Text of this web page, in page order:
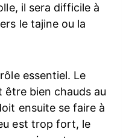
il sera difficile à
le tajine ou la
essentiel. Le
être bien chauds au
ensuite se faire à
est trop fort, le